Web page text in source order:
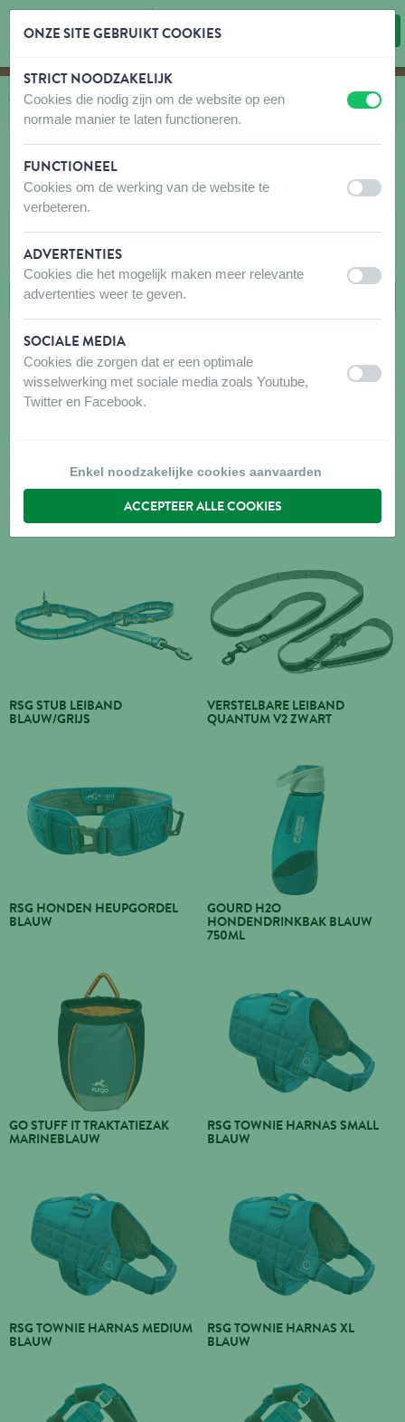
Inhoud overslaan
Taalkeuze overslaan
U bevindt zich hier:
van
Catalogus naar
Hond naar
Wandelen naar
Kurgo
KURGO
FILTERS
RSG HALSBAND SMALL RSG HALSBAND LARGE
BLAUW/GRIJS
RSG STUB LEIBAND
BLAUW/GRIJS
VERSTELBARE LEIBAND
QUANTUM V2 ZWART
RSG HONDEN HEUPGORDEL
BLAUW
GOURD H2O
HONDENDRINKBAK BLAUW
750ML
GO STUFF IT TRAKTATIEZAK
MARINEBLAUW
RSG TOWNIE HARNAS SMALL
BLAUW
RSG TOWNIE HARNAS MEDIUM
BLAUW
RSG TOWNIE HARNAS XL
BLAUW
ONZE SITE GEBRUIKT COOKIES
STRICT NOODZAKELIJK
Cookies die nodig zijn om de website op een
normale manier te laten functioneren.
uit aan
FUNCTIONEEL
Cookies om de werking van de website te
verbeteren.
uit aan
ADVERTENTIES
Cookies die het mogelijk maken meer relevante
advertenties weer te geven.
uit aan
SOCIALE MEDIA
Cookies die zorgen dat er een optimale
wisselwerking met sociale media zoals Youtube,
Twitter en Facebook.
uit aan
Enkel noodzakelijke cookies aanvaarden
ACCEPTEER ALLE COOKIES